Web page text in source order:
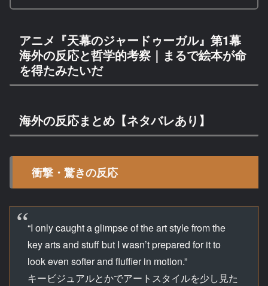
アニメ『天幕のジャードゥーガル』第1幕
海外の反応と哲学的考察｜まるで絵本が命
を得たみたいだ
海外の反応まとめ【ネタバレあり】
衝撃・驚きの反応
“I only caught a glimpse of the art style from the
key arts and stuff but I wasn’t prepared for it to
look even softer and fluffier in motion.”
キービジュアルとかでアートスタイルを少し見た